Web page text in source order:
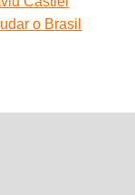
o Brasil